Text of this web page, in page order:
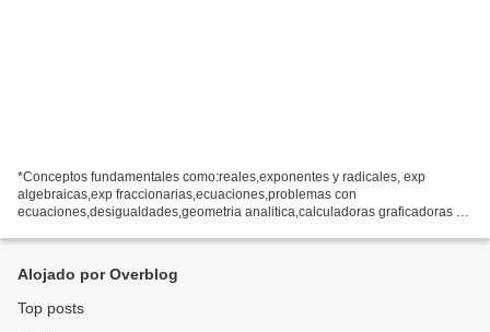
*Conceptos fundamentales como:reales,exponentes y radicales, exp
algebraicas,exp fraccionarias,ecuaciones,problemas con
ecuaciones,desigualdades,geometria analitica,calculadoras graficadoras y
Alojado por Overblog
Top posts